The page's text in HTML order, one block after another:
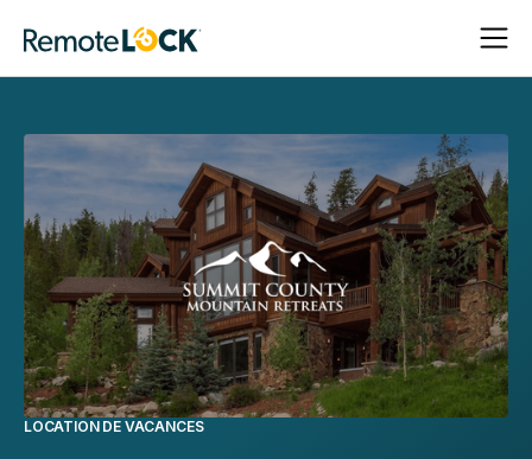
Page
d'accueil
Ouvrir
Fermer
LOCATION DE VACANCES